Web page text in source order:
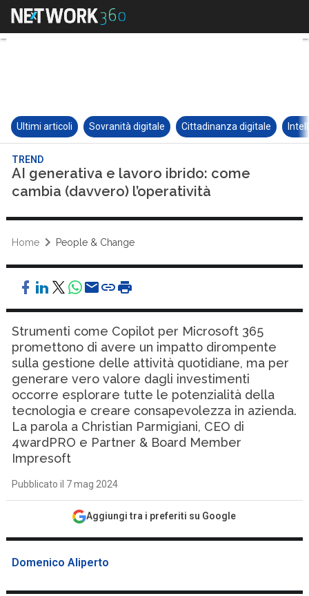
Ultimi articoli Sovranità digitale Cittadinanza digitale
TREND
AI generativa e lavoro ibrido: come
cambia (davvero) l’operatività
Home People & Change
Strumenti come Copilot per Microsoft 365
promettono di avere un impatto dirompente
sulla gestione delle attività quotidiane, ma per
generare vero valore dagli investimenti
occorre esplorare tutte le potenzialità della
tecnologia e creare consapevolezza in azienda.
La parola a Christian Parmigiani, CEO di
4wardPRO e Partner & Board Member
Impresoft
Pubblicato il 7 mag 2024
Aggiungi tra i preferiti su Google
Domenico Aliperto